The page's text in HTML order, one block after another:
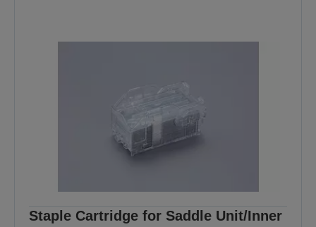
Staple Cartridge for Saddle Unit/Inner